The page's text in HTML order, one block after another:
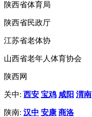
陕西省体育局
陕西省民政厅
江苏省老体协
山西省老年人体育协会
陕西网
关中: 西安 宝鸡 咸阳 渭南
陕南: 汉中 安康 商洛